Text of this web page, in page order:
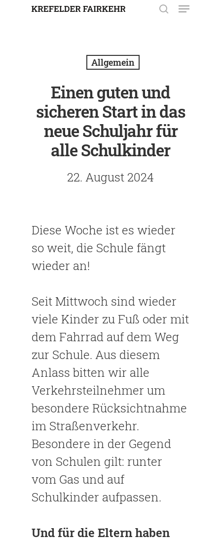
Eingabe zu suchen. Mit ESC
schließen.
Allgemein
Einen guten und
sicheren Start in das
neue Schuljahr für
alle Schulkinder
22. August 2024
Diese Woche ist es wieder
so weit, die Schule fängt
wieder an!
Seit Mittwoch sind wieder
viele Kinder zu Fuß oder mit
dem Fahrrad auf dem Weg
zur Schule. Aus diesem
Anlass bitten wir alle
Verkehrsteilnehmer um
besondere Rücksichtnahme
im Straßenverkehr.
Besondere in der Gegend
von Schulen gilt: runter
vom Gas und auf
Schulkinder aufpassen.
Und für die Eltern haben